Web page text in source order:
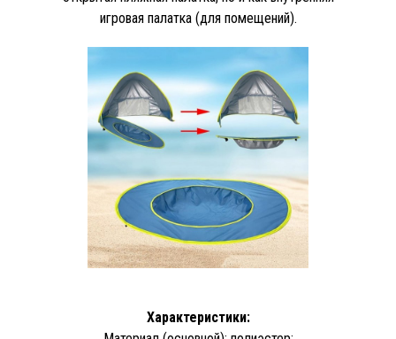
игровая палатка (для помещений).
Характеристики: